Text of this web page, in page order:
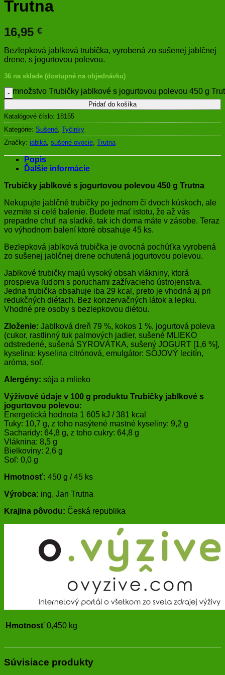
Trutna
16,95 €
Bezlepková jablková trubička, vyrobená zo sušenej jablčnej
drene, s jogurtovou polevou.
36 na sklade (dostupné na objednávku)
množstvo Trubičky jablkové s jogurtovou polevou 450 g
Pridať do košíka
Katalógové číslo: 18155
Kategórie: Sušené, Tyčinky
Značky: jablká, sušené ovocie, Trutna
Popis
Ďalšie informácie
Trubičky jablkové s jogurtovou polevou 450 g Trutna
Nekupujte jablčné trubičky po jednom či dvoch kúskoch, ale
vezmite si celé balenie. Budete mať istotu, že až vás
prepadne chuť na sladké, tak ich doma máte v zásobe. Teraz
vo výhodnom balení ktoré obsahuje 45 ks.
Bezlepková jablková trubička je ovocná pochúťka vyrobená
zo sušenej jablčnej drene ochutená jogurtovou polevou.
Jablkové trubičky majú vysoký obsah vlákniny, ktorá
prospieva ľuďom s poruchami zažívacieho ústrojenstva.
Jedna trubička obsahuje iba 29 kcal, preto je vhodná aj pri
redukčných diétach. Bez konzervačných látok a lepku.
Vhodné pre osoby s bezlepkovou diétou.
Zloženie: Jablková dreň 79 %, kokos 1 %, jogurtová poleva
(cukor, rastlinný tuk palmových jadier, sušené MLIEKO
odstredené, sušená SYROVÁTKA, sušený JOGURT [1,6 %],
kyselina: kyselina citrónová, emulgátor: SÓJOVÝ lecitín,
aróma, soľ.
Alergény: sója a mlieko
Výživové údaje v 100 g produktu Trubičky jablkové s
jogurtovou polevou:
Energetická hodnota 1 605 kJ / 381 kcal
Tuky: 10,7 g, z toho nasýtené mastné kyseliny: 9,2 g
Sacharidy: 64,8 g, z toho cukry: 64,8 g
Vláknina: 8,5 g
Bielkoviny: 2,6 g
Soľ: 0,0 g
Hmotnosť: 450 g / 45 ks
Výrobca: ing. Jan Trutna
Krajina pôvodu: Česká republika
Hmotnosť 0,450 kg
Súvisiace produkty